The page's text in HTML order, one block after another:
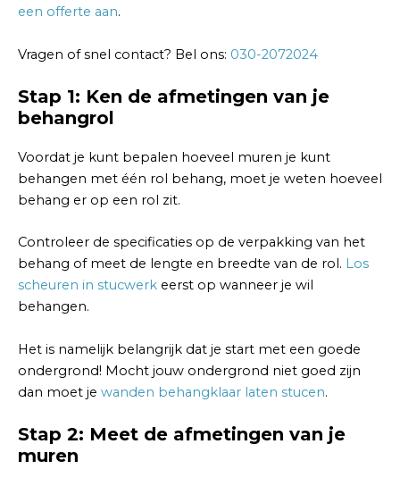
een offerte aan.
Vragen of snel contact? Bel ons: 030-2072024
Stap 1: Ken de afmetingen van je
behangrol
Voordat je kunt bepalen hoeveel muren je kunt
behangen met één rol behang, moet je weten hoeveel
behang er op een rol zit.
Controleer de specificaties op de verpakking van het
behang of meet de lengte en breedte van de rol. Los
scheuren in stucwerk eerst op wanneer je wil
behangen.
Het is namelijk belangrijk dat je start met een goede
ondergrond! Mocht jouw ondergrond niet goed zijn
dan moet je wanden behangklaar laten stucen.
Stap 2: Meet de afmetingen van je
muren